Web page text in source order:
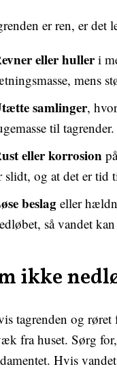
er ren, er det
eller hulleri
mens
samlinger,
til tagrender.
eller korrosion
slidt, og at det er tid
beslageller
så vandet
ikke
tagrenden og
fra huset. Sørg
Hvis